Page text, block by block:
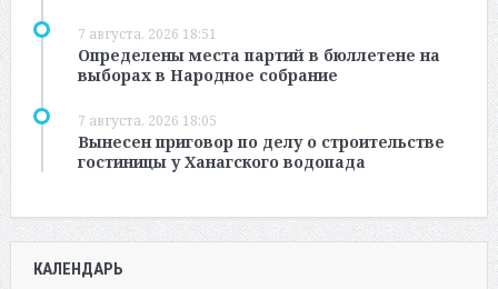
7 августа, 2026 18:51
Определены места партий в бюллетене на
выборах в Народное собрание
7 августа, 2026 18:05
Вынесен приговор по делу о строительстве
гостиницы у Ханагского водопада
КАЛЕНДАРЬ